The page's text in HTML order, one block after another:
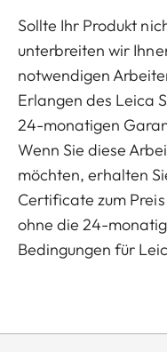
Sollte Ihr Produkt
unterbreiten wir
notwendigen
Erlangen des Leica
24-monatigen
Wenn Sie diese
möchten, erhalten
Certificate zum
ohne die 24-
Bedingungen für